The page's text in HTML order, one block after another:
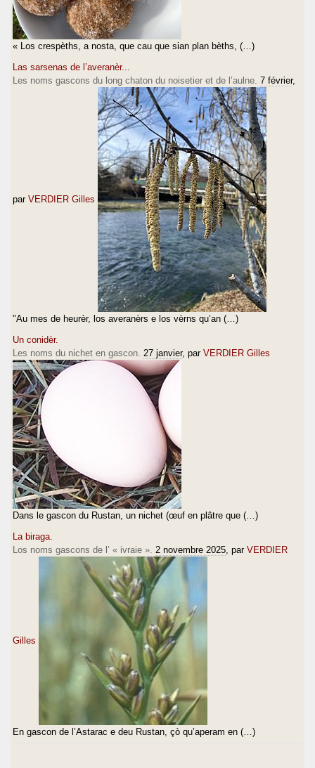
« Los crespèths, a nosta, que cau que sian plan bèths, (…)
Las sarsenas de l’averanèr...
Les noms gascons du long chaton du noisetier et de l’aulne. 7 février,
par VERDIER Gilles
"Au mes de heurèr, los averanèrs e los vèrns qu’an (…)
Un conidèr.
Les noms du nichet en gascon. 27 janvier, par VERDIER Gilles
Dans le gascon du Rustan, un nichet (œuf en plâtre que (…)
La biraga.
Los noms gascons de l’ « ivraie ». 2 novembre 2025 , par VERDIER
Gilles
En gascon de l’Astarac e deu Rustan, çò qu’aperam en (…)